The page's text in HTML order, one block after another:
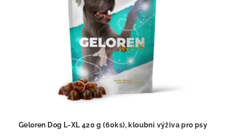
Geloren Dog L-XL 420 g (60ks), kloubní výživa pro psy